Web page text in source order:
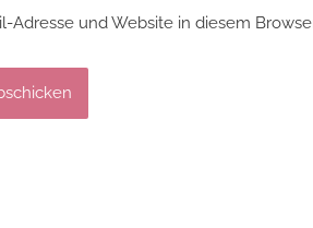
Adresse und Website in diesem